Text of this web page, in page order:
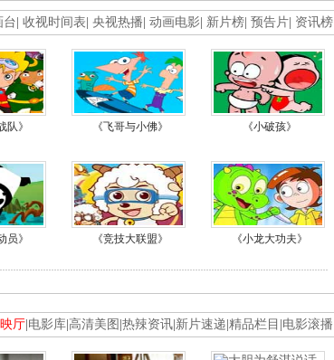
台 收视时间表 央视热播 动画电影 新片榜 预告片 资讯榜
队》 《飞哥与小佛》 《小破孩》
员》 《竞技大联盟》 《小龙大功夫》
厅 电影库 高清美图 热辣资讯 新片速递 精品栏目 电影滚播